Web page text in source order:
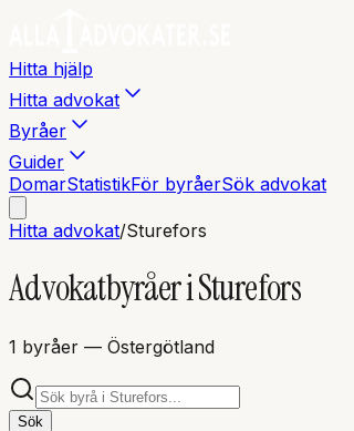
Hitta hjälp
Hitta advokat
Byråer
Guider
DomarStatistikFör byråerSök advokat
Hitta advokat/Sturefors
Advokatbyråer iSturefors
1 byråer — Östergötland
Sök